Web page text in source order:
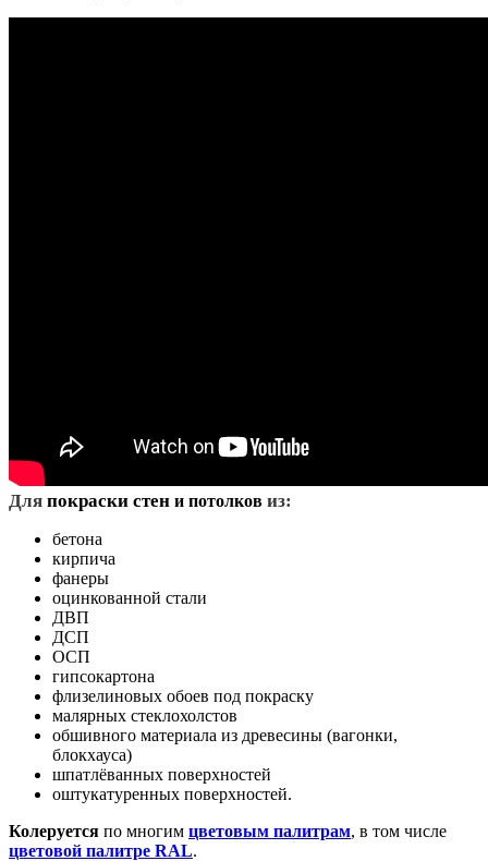
Для покраски стен и потолков из:
бетона
кирпича
фанеры
оцинкованной стали
ДВП
ДСП
ОСП
гипсокартона
флизелиновых обоев под покраску
малярных стеклохолстов
обшивного материала из древесины (вагонки,
блокхауса)
шпатлёванных поверхностей
оштукатуренных поверхностей.
Колеруется по многим цветовым палитрам, в том числе
цветовой палитре RAL.